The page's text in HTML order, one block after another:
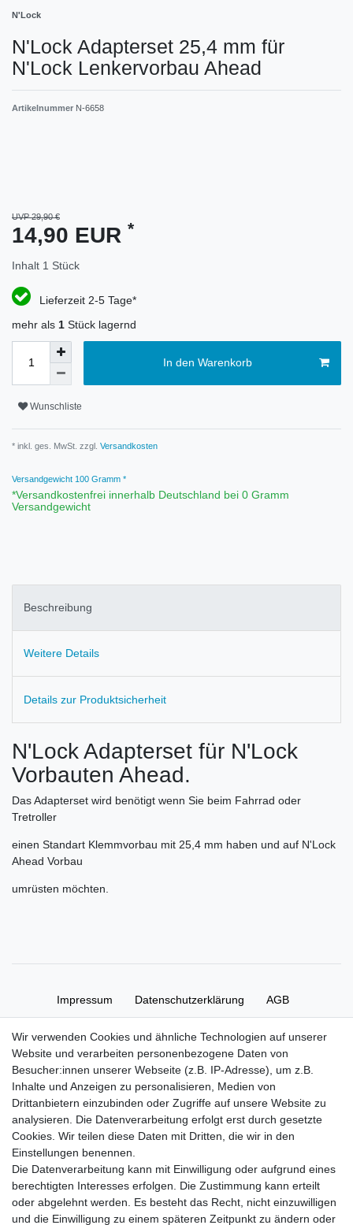
N'Lock
N'Lock Adapterset 25,4 mm für
N'Lock Lenkervorbau Ahead
Artikelnummer N-6658
UVP 29,90 €
14,90 EUR *
Inhalt 1 Stück
Lieferzeit 2-5 Tage*
mehr als 1 Stück lagernd
In den Warenkorb
Wunschliste
* inkl. ges. MwSt. zzgl. Versandkosten
Versandgewicht 100 Gramm *
*Versandkostenfrei innerhalb Deutschland bei 0 Gramm
Versandgewicht
Beschreibung
Weitere Details
Details zur Produktsicherheit
N'Lock Adapterset für N'Lock
Vorbauten Ahead.
Das Adapterset wird benötigt wenn Sie beim Fahrrad oder
Tretroller
einen Standart Klemmvorbau mit 25,4 mm haben und auf N'Lock
Ahead Vorbau
umrüsten möchten.
Impressum Daten­schutz­erklärung AGB
Widerrufs­recht Vertrag widerrufen Kontakt
Zahlung und Versand
Zahlung
Versand
Batterieverordnung
Wir verwenden Cookies und ähnliche Technologien auf unserer
Website und verarbeiten personenbezogene Daten von
Besucher:innen unserer Webseite (z.B. IP-Adresse), um z.B.
Inhalte und Anzeigen zu personalisieren, Medien von
Drittanbietern einzubinden oder Zugriffe auf unsere Website zu
analysieren. Die Datenverarbeitung erfolgt erst durch gesetzte
Cookies. Wir teilen diese Daten mit Dritten, die wir in den
Einstellungen benennen.
Die Datenverarbeitung kann mit Einwilligung oder aufgrund eines
berechtigten Interesses erfolgen. Die Zustimmung kann erteilt
oder abgelehnt werden. Es besteht das Recht, nicht einzuwilligen
und die Einwilligung zu einem späteren Zeitpunkt zu ändern oder